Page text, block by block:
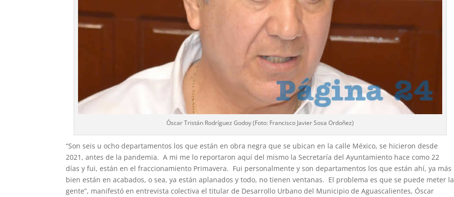
Óscar Tristán Rodríguez Godoy (Foto: Francisco Javier Sosa Ordoñez)
“Son seis u ocho departamentos los que están en obra negra que se ubican en la calle México, se hicieron desde
2021, antes de la pandemia. A mi me lo reportaron aquí del mismo la Secretaría del Ayuntamiento hace como 22
días y fui, están en el fraccionamiento Primavera. Fui personalmente y son departamentos los que están ahí, ya más
bien están en acabados, o sea, ya están aplanados y todo, no tienen ventanas. El problema es que se puede meter la
gente”, manifestó en entrevista colectiva el titular de Desarrollo Urbano del Municipio de Aguascalientes, Óscar